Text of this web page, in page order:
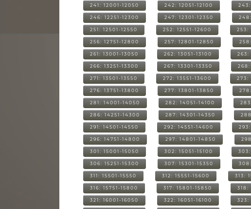
241: 12001-12050 242: 12051-12100 243:
246: 12251-12300 247: 12301-12350
251: 12501-12550 252: 12551-12600 253:
256: 12751-12800 257: 12801-12850
261: 13001-13050 262: 13051-13100 263:
266: 13251-13300 267: 13301-13350 268:
271: 13501-13550 272: 13551-13600 273:
276: 13751-13800 277: 13801-13850
281: 14001-14050 282: 14051-14100
286: 14251-14300 287: 14301-14350
291: 14501-14550 292: 14551-14600
296: 14751-14800 297: 14801-14850
301: 15001-15050 302: 15051-15100 303:
306: 15251-15300 307: 15301-15350
311: 15501-15550 312: 15551-15600 313:
316: 15751-15800 317: 15801-15850 318:
321: 16001-16050 322: 16051-16100 323: